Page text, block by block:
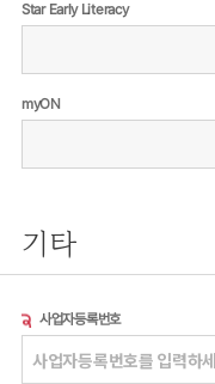
Star Early Literacy
myON
기타
사업자등록번호